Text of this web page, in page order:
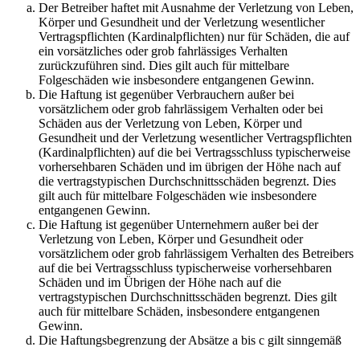
Der Betreiber haftet mit Ausnahme der Verletzung von Leben,
Körper und Gesundheit und der Verletzung wesentlicher
Vertragspflichten (Kardinalpflichten) nur für Schäden, die auf
ein vorsätzliches oder grob fahrlässiges Verhalten
zurückzuführen sind. Dies gilt auch für mittelbare
Folgeschäden wie insbesondere entgangenen Gewinn.
Die Haftung ist gegenüber Verbrauchern außer bei
vorsätzlichem oder grob fahrlässigem Verhalten oder bei
Schäden aus der Verletzung von Leben, Körper und
Gesundheit und der Verletzung wesentlicher Vertragspflichten
(Kardinalpflichten) auf die bei Vertragsschluss typischerweise
vorhersehbaren Schäden und im übrigen der Höhe nach auf
die vertragstypischen Durchschnittsschäden begrenzt. Dies
gilt auch für mittelbare Folgeschäden wie insbesondere
entgangenen Gewinn.
Die Haftung ist gegenüber Unternehmern außer bei der
Verletzung von Leben, Körper und Gesundheit oder
vorsätzlichem oder grob fahrlässigem Verhalten des Betreibers
auf die bei Vertragsschluss typischerweise vorhersehbaren
Schäden und im Übrigen der Höhe nach auf die
vertragstypischen Durchschnittsschäden begrenzt. Dies gilt
auch für mittelbare Schäden, insbesondere entgangenen
Gewinn.
Die Haftungsbegrenzung der Absätze a bis c gilt sinngemäß